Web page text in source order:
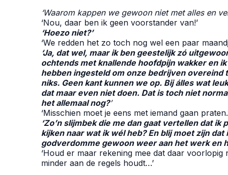
‘Waarom kappen we gewoon niet met alles en
‘Nou, daar ben ik geen voorstander van!’
‘Hoezo niet?’
‘We redden het zo toch nog wel een paar
‘Ja, dat wel, maar ik ben geestelijk zó
ochtends met knallende hoofdpijn wakker en
hebben ingesteld om onze bedrijven overeind
niks. Geen kant kunnen we op. Bij álles wat
dat maar even niet doen. Dat is toch niet
het allemaal nog?’
‘Misschien moet je eens met iemand gaan
‘Zo’n slijmbek die me dan gaat vertellen dat
kijken naar wat ik wél heb? En blij moet zijn
godverdomme gewoon weer aan het werk en
‘Houd er maar rekening mee dat daar
minder aan de regels houdt…’